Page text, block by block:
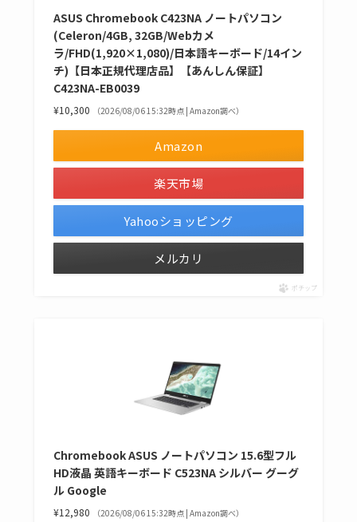
ASUS Chromebook C423NA ノートパソコン
(Celeron/4GB, 32GB/Webカメ
ラ/FHD(1,920×1,080)/日本語キーボード/14イン
チ)【日本正規代理店品】【あんしん保証】
C423NA-EB0039
¥10,300 （2026/08/06 15:32時点 | Amazon調べ）
Amazon
楽天市場
Yahooショッピング
メルカリ
ポチップ
Chromebook ASUS ノートパソコン 15.6型フル
HD液晶 英語キーボード C523NA シルバー グーグ
ル Google
¥12,980 （2026/08/06 15:32時点 | Amazon調べ）